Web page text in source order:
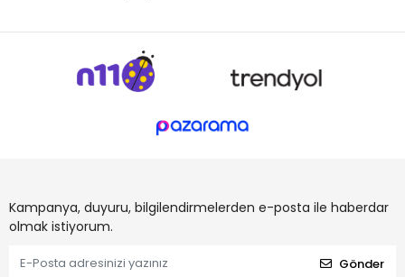
Kampanya, duyuru, bilgilendirmelerden e-posta ile haberdar
olmak istiyorum.
Gönder